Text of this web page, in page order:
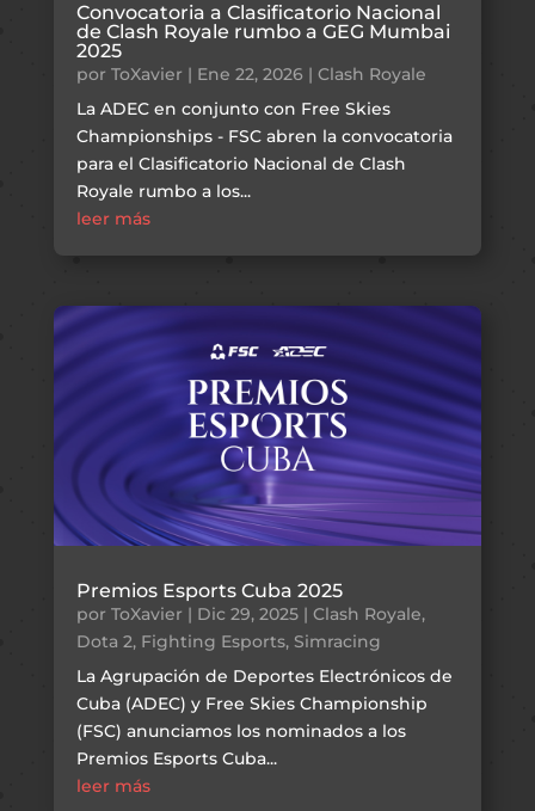
Convocatoria a Clasificatorio Nacional
de Clash Royale rumbo a GEG Mumbai
2025
por ToXavier | Ene 22, 2026 | Clash Royale
La ADEC en conjunto con Free Skies
Championships - FSC abren la convocatoria
para el Clasificatorio Nacional de Clash
Royale rumbo a los...
leer más
Premios Esports Cuba 2025
por ToXavier | Dic 29, 2025| Clash Royale,
Dota 2, Fighting Esports, Simracing
La Agrupación de Deportes Electrónicos de
Cuba (ADEC) y Free Skies Championship
(FSC) anunciamos los nominados a los
Premios Esports Cuba...
leer más